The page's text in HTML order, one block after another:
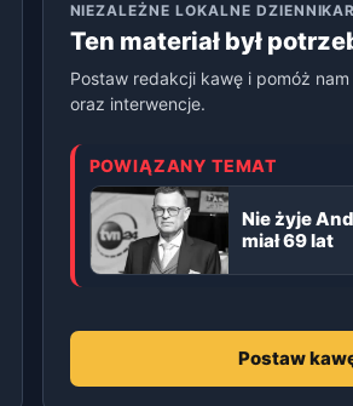
NIEZALEŻNE LOKALNE
Ten materiał był
Postaw redakcji kawę i pomóż
oraz interwencje.
POWIĄZANY TEMAT
Nie żyje
miał 69 lat
Postaw